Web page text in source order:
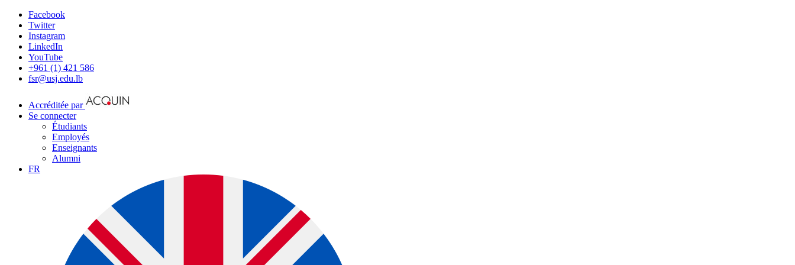
Facebook
Twitter
Instagram
LinkedIn
YouTube
+961 (1) 421 586
fsr@usj.edu.lb
Accréditée par
Se connecter
Étudiants
Employés
Enseignants
Alumni
FR